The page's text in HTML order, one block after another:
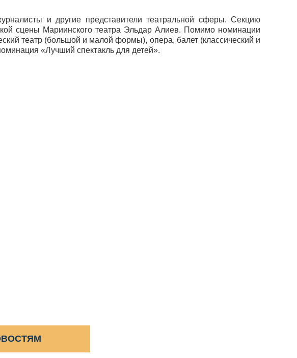
и другие представители театральной сферы. Секцию
сцены Мариинского театра Эльдар Алиев. Помимо номинации
театр (большой и малой формы), опера, балет (классический и
«Лучший спектакль для детей».